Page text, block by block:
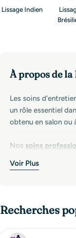
Lissage Indien
À propos de
Les soins
un rôle essentiel
obtenu en salon ou
Nos soins
Maintenir la
Contrairement aux
Voir Plus
Recherches